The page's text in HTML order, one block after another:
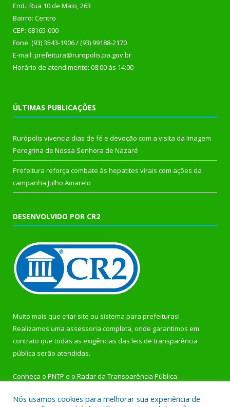
End.: Rua 10 de Maio, 263
Bairro: Centro
CEP: 68165-000
Fone: (93) 3543-1906 / (93) 99188-2170
E-mail: prefeitura@ruropolis.pa.gov.br
Horário de atendimento: 08:00 às 14:00
ÚLTIMAS PUBLICAÇÕES
Rurópolis vivencia dias de fé e devoção com a visita da Imagem
Peregrina de Nossa Senhora de Nazaré
Prefeitura reforça combate às hepatites virais com ações da
campanha Julho Amarelo
DESENVOLVIDO POR CR2
Muito mais que criar site ou sistema para prefeituras!
Realizamos uma assessoria completa, onde garantimos em
contrato que todas as exigências das leis de transparência
pública serão atendidas.
Conheça o PNTP e o Radar da Transparência Pública
Nós usamos cookies para melhorar sua experiência de